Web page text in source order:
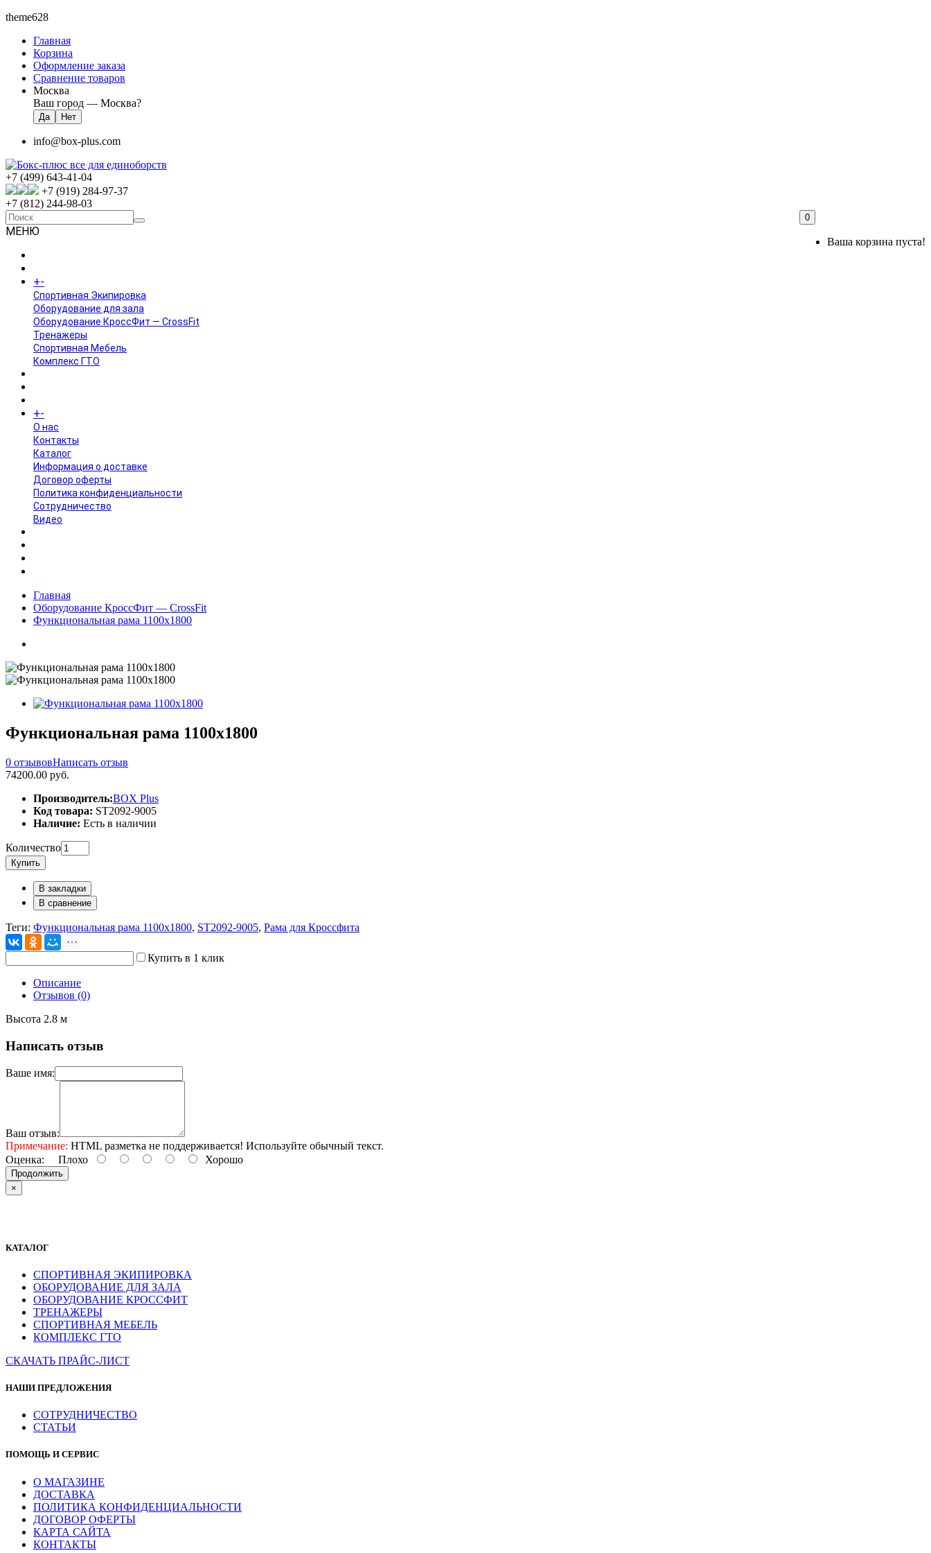
theme628
Главная
Корзина
Оформление заказа
Сравнение товаров
Москва
Ваш город — Москва?
info@box-plus.com
+7 (499) 643-41-04
+7 (919) 284-97-37
+7 (812) 244-98-03
0
Ваша корзина пуста!
МЕНЮ
+-
Спортивная Экипировка
Оборудование для зала
Оборудование КроссФит — CrossFit
Тренажеры
Спортивная Мебель
Комплекс ГТО
+-
O нас
Контакты
Каталог
Информация о доставке
Договор оферты
Политика конфиденциальности
Сотрудничество
Видео
Главная
Оборудование КроссФит — CrossFit
Функциональная рама 1100х1800
Функциональная рама 1100х1800
0 отзывовНаписать отзыв
74200.00 руб.
Производитель:BOX Plus
Код товара: ST2092-9005
Наличие: Есть в наличии
Количество
Купить
В закладки
В сравнение
Теги: Функциональная рама 1100х1800, ST2092-9005, Рама для Кроссфита
Купить в 1 клик
Описание
Отзывов (0)
Высота 2.8 м
Написать отзыв
Ваше имя:
Ваш отзыв:
Примечание: HTML разметка не поддерживается! Используйте обычный текст.
Оценка: Плохо Хорошо
Продолжить
×
КАТАЛОГ
СПОРТИВНАЯ ЭКИПИРОВКА
ОБОРУДОВАНИЕ ДЛЯ ЗАЛА
ОБОРУДОВАНИЕ КРОССФИТ
ТРЕНАЖЕРЫ
СПОРТИВНАЯ МЕБЕЛЬ
КОМПЛЕКС ГТО
СКАЧАТЬ ПРАЙС-ЛИСТ
НАШИ ПРЕДЛОЖЕНИЯ
СОТРУДНИЧЕСТВО
СТАТЬИ
ПОМОЩЬ И СЕРВИС
О МАГАЗИНЕ
ДОСТАВКА
ПОЛИТИКА КОНФИДЕНЦИАЛЬНОСТИ
ДОГОВОР ОФЕРТЫ
КАРТА САЙТА
КОНТАКТЫ